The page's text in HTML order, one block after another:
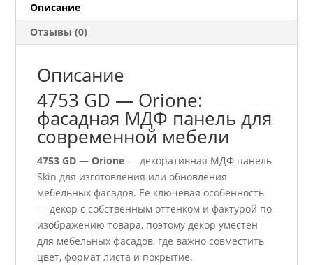
Описание
Отзывы (0)
Описание
4753 GD — Orione:
фасадная МДФ панель для
современной мебели
4753 GD — Orione — декоративная МДФ панель
Skin для изготовления или обновления
мебельных фасадов. Ее ключевая особенность
— декор с собственным оттенком и фактурой по
изображению товара, поэтому декор уместен
для мебельных фасадов, где важно совместить
цвет, формат листа и покрытие.